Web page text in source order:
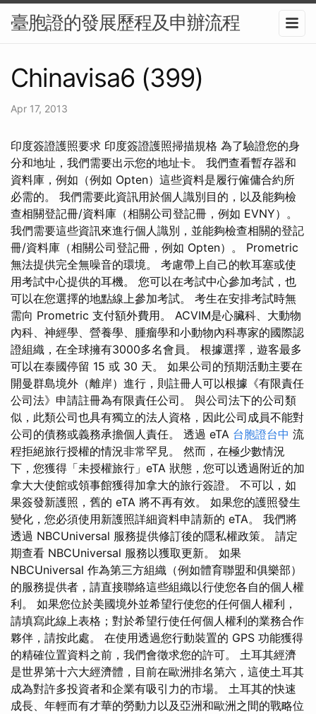
臺胞證的發展歷程及申辦流程
Chinavisa6 (399)
Apr 17, 2013
印度簽證護照要求 印度簽證護照掃描規格 為了驗證您的身
分和地址，我們需要出示您的地址卡。 我們查看暫存器和
資料庫，例如（例如 Opten）這些資料是履行僱傭合約所
必需的。 我們需要此資訊用於個人識別目的，以及能夠檢
查相關登記冊/資料庫（相關公司登記冊，例如 EVNY）。
我們需要這些資訊來進行個人識別，並能夠檢查相關的登記
冊/資料庫（相關公司登記冊，例如 Opten）。 Prometric
無法提供完全無噪音的環境。 考慮帶上自己的軟耳塞或使
用考試中心提供的耳機。 您可以在考試中心參加考試，也
可以在您選擇的地點線上參加考試。 考生在安排考試時無
需向 Prometric 支付額外費用。 ACVIM是心臟科、大動物
內科、神經學、營養學、腫瘤學和小動物內科專家的國際認
證組織，在全球擁有3000多名會員。 根據選擇，遊客最多
可以在泰國停留 15 或 30 天。 如果公司的預期活動主要在
開曼群島境外（離岸）進行，則註冊人可以根據《有限責任
公司法》申請註冊為有限責任公司。 與公司法下的公司類
似，此類公司也具有獨立的法人資格，因此公司成員不能對
公司的債務或義務承擔個人責任。 透過 eTA 台胞證台中 流
程拒絕旅行授權的情況非常罕見。 然而，在極少數情況
下，您獲得「未授權旅行」eTA 狀態，您可以透過附近的加
拿大大使館或領事館獲得加拿大的旅行簽證。 不可以，如
果簽發新護照，舊的 eTA 將不再有效。 如果您的護照發生
變化，您必須使用新護照詳細資料申請新的 eTA。 我們將
透過 NBCUniversal 服務提供修訂後的隱私權政策。 請定
期查看 NBCUniversal 服務以獲取更新。 如果
NBCUniversal 作為第三方組織（例如體育聯盟和俱樂部）
的服務提供者，請直接聯絡這些組織以行使您各自的個人權
利。 如果您位於美國境外並希望行使您的任何個人權利，
請填寫此線上表格；對於希望行使任何個人權利的業務合作
夥伴，請按此處。 在使用透過您行動裝置的 GPS 功能獲得
的精確位置資料之前，我們會徵求您的許可。 土耳其經濟
是世界第十六大經濟體，目前在歐洲排名第六，這使土耳其
成為對許多投資者和企業有吸引力的市場。 土耳其的快速
成長、年輕而有才華的勞動力以及亞洲和歐洲之間的戰略位